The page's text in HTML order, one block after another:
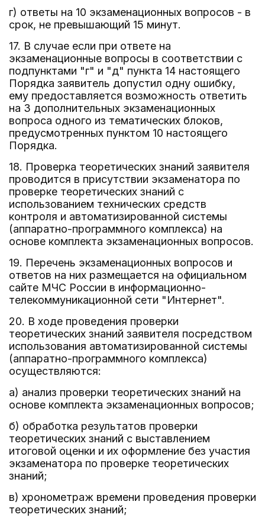
г) ответы на 10 экзаменационных вопросов - в
срок, не превышающий 15 минут.
17. В случае если при ответе на
экзаменационные вопросы в соответствии с
подпунктами "г" и "д" пункта 14 настоящего
Порядка заявитель допустил одну ошибку,
ему предоставляется возможность ответить
на 3 дополнительных экзаменационных
вопроса одного из тематических блоков,
предусмотренных пунктом 10 настоящего
Порядка.
18. Проверка теоретических знаний заявителя
проводится в присутствии экзаменатора по
проверке теоретических знаний с
использованием технических средств
контроля и автоматизированной системы
(аппаратно-программного комплекса) на
основе комплекта экзаменационных вопросов.
19. Перечень экзаменационных вопросов и
ответов на них размещается на официальном
сайте МЧС России в информационно-
телекоммуникационной сети "Интернет".
20. В ходе проведения проверки
теоретических знаний заявителя посредством
использования автоматизированной системы
(аппаратно-программного комплекса)
осуществляются:
а) анализ проверки теоретических знаний на
основе комплекта экзаменационных вопросов;
б) обработка результатов проверки
теоретических знаний с выставлением
итоговой оценки и их оформление без участия
экзаменатора по проверке теоретических
знаний;
в) хронометраж времени проведения проверки
теоретических знаний;